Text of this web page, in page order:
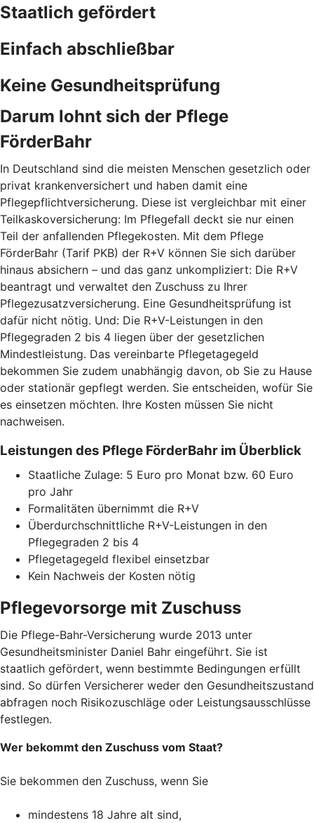
Staatlich gefördert
Einfach abschließbar
Keine Gesundheitsprüfung
Darum lohnt sich der Pflege
FörderBahr
In Deutschland sind die meisten Menschen gesetzlich oder
privat krankenversichert und haben damit eine
Pflegepflichtversicherung. Diese ist vergleichbar mit einer
Teilkaskoversicherung: Im Pflegefall deckt sie nur einen
Teil der anfallenden Pflegekosten. Mit dem Pflege
FörderBahr (Tarif PKB) der R+V können Sie sich darüber
hinaus absichern – und das ganz unkompliziert: Die R+V
beantragt und verwaltet den Zuschuss zu Ihrer
Pflegezusatzversicherung. Eine Gesundheitsprüfung ist
dafür nicht nötig. Und: Die R+V-Leistungen in den
Pflegegraden 2 bis 4 liegen über der gesetzlichen
Mindestleistung. Das vereinbarte Pflegetagegeld
bekommen Sie zudem unabhängig davon, ob Sie zu Hause
oder stationär gepflegt werden. Sie entscheiden, wofür Sie
es einsetzen möchten. Ihre Kosten müssen Sie nicht
nachweisen.
Leistungen des Pflege FörderBahr im Überblick
Staatliche Zulage: 5 Euro pro Monat bzw. 60 Euro
pro Jahr
Formalitäten übernimmt die R+V
Überdurchschnittliche R+V-Leistungen in den
Pflegegraden 2 bis 4
Pflegetagegeld flexibel einsetzbar
Kein Nachweis der Kosten nötig
Pflegevorsorge mit Zuschuss
Die Pflege-Bahr-Versicherung wurde 2013 unter
Gesundheitsminister Daniel Bahr eingeführt. Sie ist
staatlich gefördert, wenn bestimmte Bedingungen erfüllt
sind. So dürfen Versicherer weder den Gesundheitszustand
abfragen noch Risikozuschläge oder Leistungsausschlüsse
festlegen.
Wer bekommt den Zuschuss vom Staat?
Sie bekommen den Zuschuss, wenn Sie
mindestens 18 Jahre alt sind,